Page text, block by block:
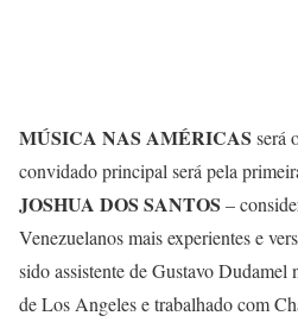
MÚSICA NAS AMÉRICAS será
convidado principal será pela
JOSHUA DOS SANTOS –
Venezuelanos mais experientes e
sido assistente de Gustavo Dudamel
de Los Angeles e trabalhado com